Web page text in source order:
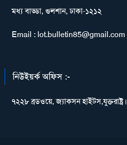
মধ্য বাড্ডা, গুলশান, ঢাকা-১২১২
Email : lot.bulletin85@gmail.com
নিউইয়র্ক অফিস :-
৭২২৮ ব্রডওয়ে, জ্যাকসন হাইটস,যুক্তরাষ্ট্র।